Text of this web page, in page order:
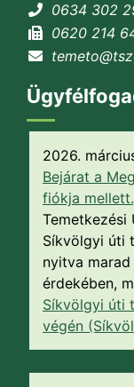
0634 302
0620 214
2026.
Bejárat a
fiókja
Temetkezési
Síkvölgyi úti
nyitva
érdekében,
Síkvölgyi úti
végén